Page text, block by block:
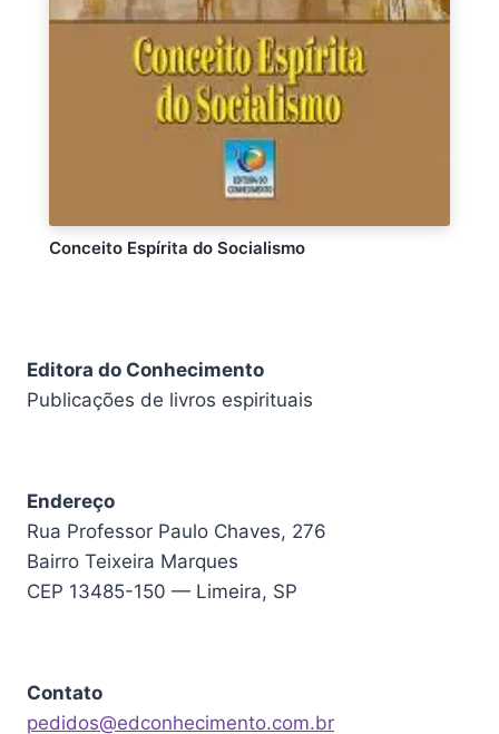
Conceito Espírita do Socialismo
Editora do Conhecimento
Publicações de livros espirituais
Endereço
Rua Professor Paulo Chaves, 276
Bairro Teixeira Marques
CEP 13485-150 — Limeira, SP
Contato
pedidos@edconhecimento.com.br